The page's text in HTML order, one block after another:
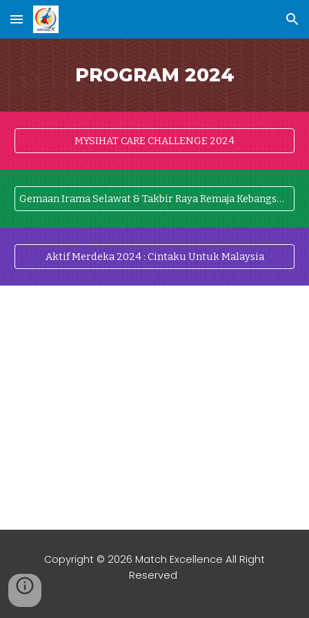
Skip to main content Skip to navigation
PROGRAM 2024
MYSIHAT CARE CHALLENGE 2024
Gemaan Irama Selawat & Takbir Raya Remaja Kebangsaan 2024
Aktif Merdeka 2024 : Cintaku Untuk Malaysia
Copyright © 2026 Match Excellence All Right
Reserved